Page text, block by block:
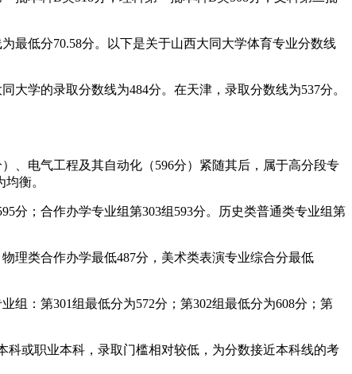
最低分70.58分。以下是关于山西大同大学体育专业分数线
学的录取分数线为484分。在天津，录取分数线为537分。
、电气工程及其自动化（596分）紧随其后，属于高分段专
衡。
分；合作办学专业组第303组593分。历史类普通类专业组第
理类合作办学最低487分，美术类表演专业综合分最低
组：第301组最低分为572分；第302组最低分为608分；第
科或职业本科，录取门槛相对较低，为分数接近本科线的考